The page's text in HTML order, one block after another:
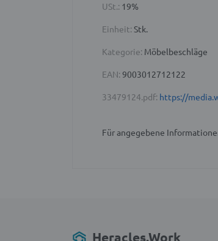
USt.: 19%
Einheit: Stk.
Kategorie: Möbelbeschläge
EAN: 9003012712122
33479124.pdf: https://
Für angegebene
Heracles.Work